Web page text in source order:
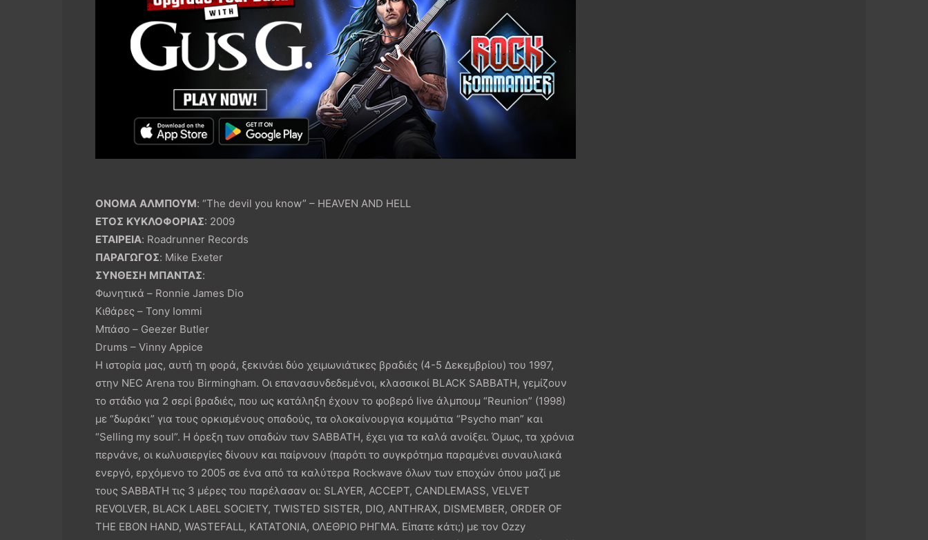
ΟΝΟΜΑ ΑΛΜΠΟΥΜ: “The devil you know” – HEAVEN AND HELL
ΕΤΟΣ ΚΥΚΛΟΦΟΡΙΑΣ: 2009
ΕΤΑΙΡΕΙΑ: Roadrunner Records
ΠΑΡΑΓΩΓΟΣ: Mike Exeter
ΣΥΝΘΕΣΗ ΜΠΑΝΤΑΣ:
Φωνητικά – Ronnie James Dio
Κιθάρες – Tony Iommi
Μπάσο – Geezer Butler
Drums – Vinny Appice
Η ιστορία μας, αυτή τη φορά, ξεκινάει δύο χειμωνιάτικες βραδιές (4-5 Δεκεμβρίου) του 1997,
στην NEC Arena του Birmingham. Οι επανασυνδεδεμένοι, κλασσικοί BLACK SABBATH, γεμίζουν
το στάδιο για 2 σερί βραδιές, που ως κατάληξη έχουν το φοβερό live άλμπουμ “Reunion” (1998)
με “δωράκι” για τους ορκισμένους οπαδούς, τα ολοκαίνουργια κομμάτια “Psycho man” και
“Selling my soul”. Η όρεξη των οπαδών των SABBATH, έχει για τα καλά ανοίξει. Όμως, τα χρόνια
περνάνε, οι κωλυσιεργίες δίνουν και παίρνουν (παρότι το συγκρότημα παραμένει συναυλιακά
ενεργό, ερχόμενο το 2005 σε ένα από τα καλύτερα Rockwave όλων των εποχών όπου μαζί με
τους SABBATH τις 3 μέρες του παρέλασαν οι: SLAYER, ACCEPT, CANDLEMASS, VELVET
REVOLVER, BLACK LABEL SOCIETY, TWISTED SISTER, DIO, ANTHRAX, DISMEMBER, ORDER OF
THE EBON HAND, WASTEFALL, KATATONIA, ΟΛΕΘΡΙΟ ΡΗΓΜΑ. Είπατε κάτι;) με τον Ozzy